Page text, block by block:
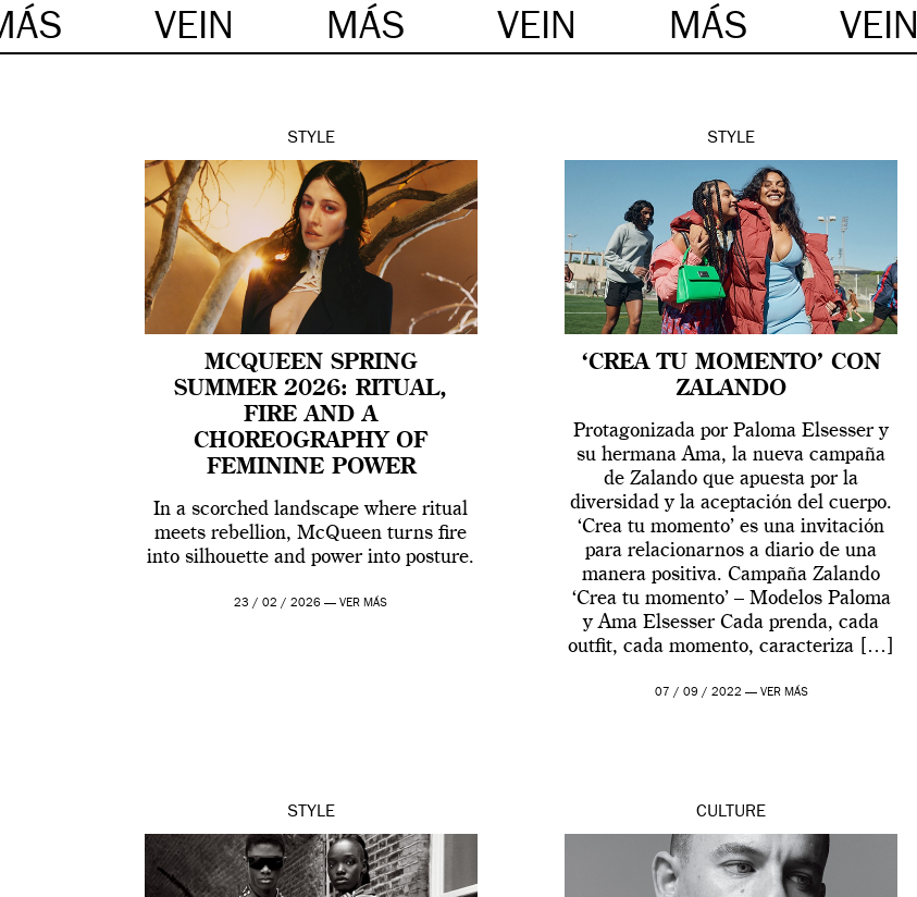
VEIN MÁS VEIN MÁS VEIN
STYLE
MCQUEEN SPRING
SUMMER 2026: RITUAL,
FIRE AND A
CHOREOGRAPHY OF
FEMININE POWER
In a scorched landscape where ritual
meets rebellion, McQueen turns fire
into silhouette and power into posture.
23 / 02 / 2026 —VER MÁS
STYLE
‘CREA TU MOMENTO’ CON
ZALANDO
Protagonizada por Paloma Elsesser y
su hermana Ama, la nueva campaña
de Zalando que apuesta por la
diversidad y la aceptación del cuerpo.
‘Crea tu momento’ es una invitación
para relacionarnos a diario de una
manera positiva. Campaña Zalando
‘Crea tu momento’ – Modelos Paloma
y Ama Elsesser Cada prenda, cada
outfit, cada momento, caracteriza […]
07 / 09 / 2022 — VER MÁS
STYLE CULTURE